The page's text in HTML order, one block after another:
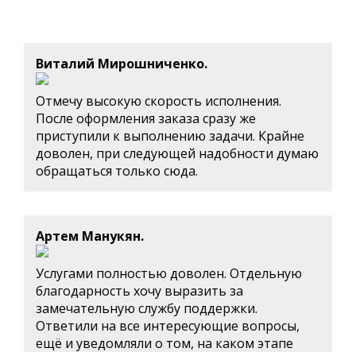
Виталий Мирошниченко.
Отмечу высокую скорость исполнения.
После оформления заказа сразу же
приступили к выполнению задачи. Крайне
доволен, при следующей надобности думаю
обращаться только сюда.
Артем Манукян.
Услугами полностью доволен. Отдельную
благодарность хочу выразить за
замечательную службу поддержки.
Ответили на все интересующие вопросы,
ещё и уведомляли о том, на каком этапе